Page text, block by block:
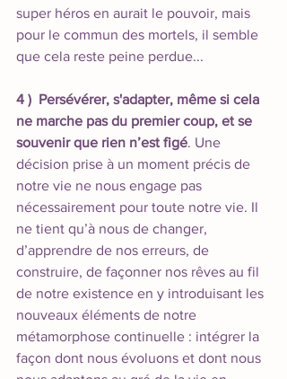
super héros en aurait le pouvoir, mais
pour le commun des mortels, il semble
que cela reste peine perdue...
4 )  Persévérer, s'adapter, même si cela
ne marche pas du premier coup, et se
souvenir que rien n’est figé. Une
décision prise à un moment précis de
notre vie ne nous engage pas
nécessairement pour toute notre vie. Il
ne tient qu’à nous de changer,
d’apprendre de nos erreurs, de
construire, de façonner nos rêves au fil
de notre existence en y introduisant les
nouveaux éléments de notre
métamorphose continuelle : intégrer la
façon dont nous évoluons et dont nous